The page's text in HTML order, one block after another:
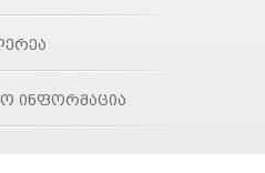
ინფორმაცია